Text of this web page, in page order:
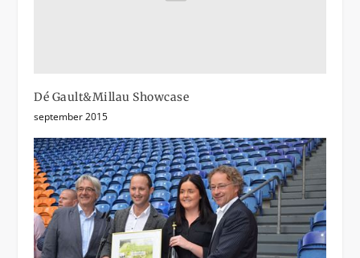
Dé Gault&Millau Showcase
september 2015